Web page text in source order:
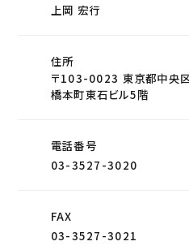
上岡 宏行
住所
〒103-0023 東京都中央
橋本町東石ビル5階
電話番号
03-3527-3020
FAX
03-3527-3021